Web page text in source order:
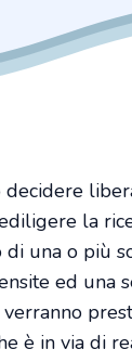
la
una o più
ed una
è in via di